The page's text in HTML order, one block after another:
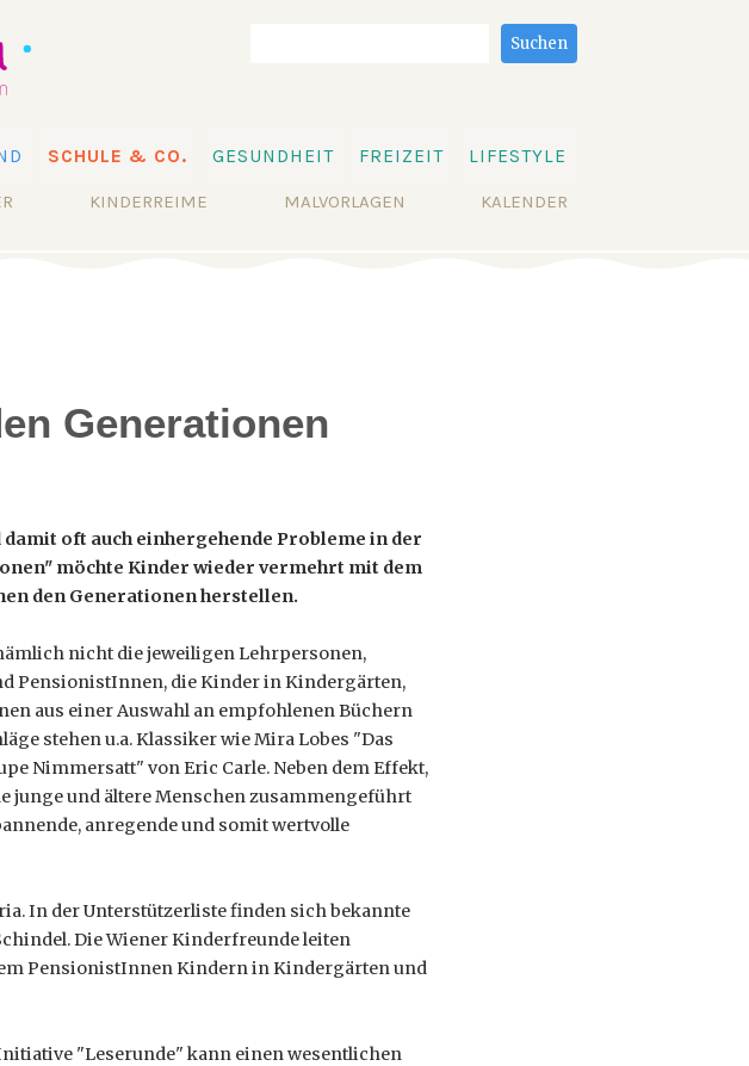
SCHULE & CO. GESUNDHEIT FREIZEIT LIFESTYLE
KINDERREIME MALVORLAGEN KALENDER
Suchen
Generationen
oft auch einhergehende Probleme in der
möchte Kinder wieder vermehrt mit dem
den Generationen herstellen.
nicht die jeweiligen Lehrpersonen,
PensionistInnen, die Kinder in Kindergärten,
aus einer Auswahl an empfohlenen Büchern
stehen u.a. Klassiker wie Mira Lobes "Das
Nimmersatt" von Eric Carle. Neben dem Effekt,
junge und ältere Menschen zusammengeführt
anregende und somit wertvolle
In der Unterstützerliste finden sich bekannte
Die Wiener Kinderfreunde leiten
PensionistInnen Kindern in Kindergärten und
"Leserunde" kann einen wesentlichen